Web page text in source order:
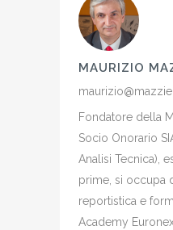
MAURIZIO
Fondatore della
Socio Onorario
Analisi Tecnica),
prime, si occupa
reportistica e
Academy